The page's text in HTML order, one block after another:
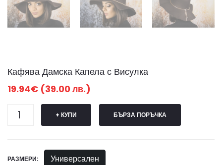
Кафява Дамска Капела с Висулка
19.94€ (39.00 лв.)
+ КУПИ БЪРЗА ПОРЪЧКА
РАЗМЕРИ: Универсален